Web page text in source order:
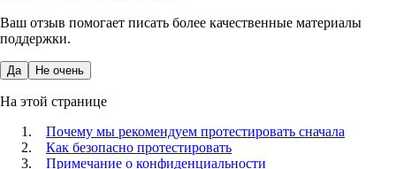
Ваш отзыв помогает писать более качественные материалы
поддержки.
Да Не очень
На этой странице
Почему мы рекомендуем протестировать сначала
Как безопасно протестировать
Примечание о конфиденциальности